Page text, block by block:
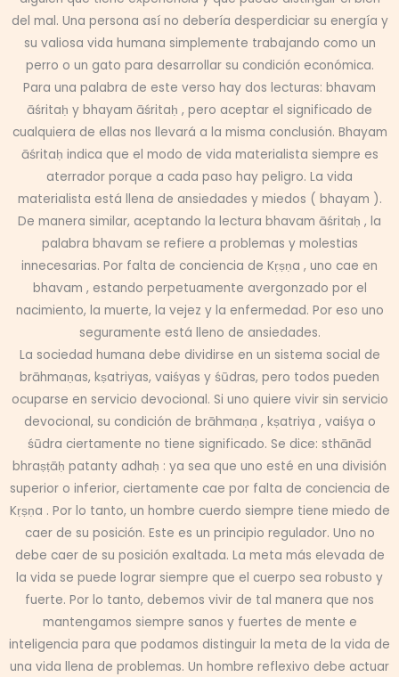
del mal. Una persona así no debería desperdiciar su energía y
su valiosa vida humana simplemente trabajando como un
perro o un gato para desarrollar su condición económica.
Para una palabra de este verso hay dos lecturas: bhavam
āśritaḥ y bhayam āśritaḥ , pero aceptar el significado de
cualquiera de ellas nos llevará a la misma conclusión. Bhayam
āśritaḥ indica que el modo de vida materialista siempre es
aterrador porque a cada paso hay peligro. La vida
materialista está llena de ansiedades y miedos ( bhayam ).
De manera similar, aceptando la lectura bhavam āśritaḥ , la
palabra bhavam se refiere a problemas y molestias
innecesarias. Por falta de conciencia de Kṛṣṇa , uno cae en
bhavam , estando perpetuamente avergonzado por el
nacimiento, la muerte, la vejez y la enfermedad. Por eso uno
seguramente está lleno de ansiedades.
La sociedad humana debe dividirse en un sistema social de
brāhmaṇas, kṣatriyas, vaiśyas y śūdras, pero todos pueden
ocuparse en servicio devocional. Si uno quiere vivir sin servicio
devocional, su condición de brāhmaṇa , kṣatriya , vaiśya o
śūdra ciertamente no tiene significado. Se dice: sthānād
bhraṣṭāḥ patanty adhaḥ : ya sea que uno esté en una división
superior o inferior, ciertamente cae por falta de conciencia de
Kṛṣṇa . Por lo tanto, un hombre cuerdo siempre tiene miedo de
caer de su posición. Este es un principio regulador. Uno no
debe caer de su posición exaltada. La meta más elevada de
la vida se puede lograr siempre que el cuerpo sea robusto y
fuerte. Por lo tanto, debemos vivir de tal manera que nos
mantengamos siempre sanos y fuertes de mente e
inteligencia para que podamos distinguir la meta de la vida de
una vida llena de problemas. Un hombre reflexivo debe actuar